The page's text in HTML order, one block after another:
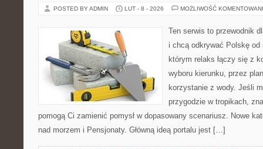
POSTED BY ADMIN LUT - 8 - 2026 MOŻLIWOŚĆ
Ten serwis to przewodnik
i chcą odkrywać Polskę
którym relaks łączy się z
wyboru kierunku, przez
korzystanie z wody. Jeśli
przygodzie w tropikach,
pomogą Ci zamienić pomysł w dopasowany scenariusz. Nowe
nad morzem i Pensjonaty. Główną ideą portalu jest […]